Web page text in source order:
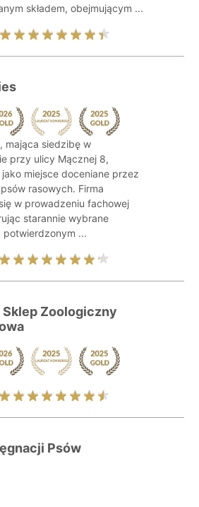
składem, obejmującym ...
mająca siedzibę w
przy ulicy Mącznej 8,
miejsce doceniane przez
rasowych. Firma
w prowadzeniu fachowej
starannie wybrane
potwierdzonym ...
Sklep Zoologiczny
Psów